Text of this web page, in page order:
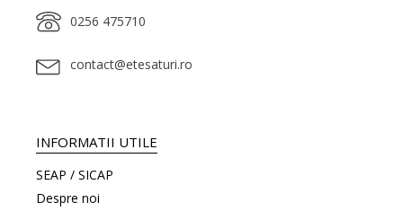
0256 475710
contact@etesaturi.ro
INFORMATII UTILE
SEAP / SICAP
Despre noi